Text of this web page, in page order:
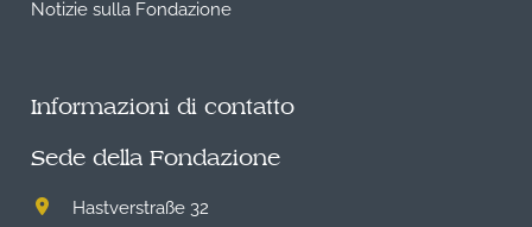
Notizie sulla Fondazione
Informazioni di contatto
Sede della Fondazione
Hastverstraße 32